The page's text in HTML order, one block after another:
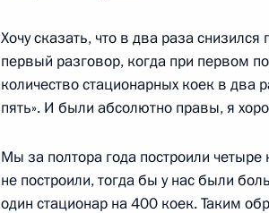
Телефонный разговор с Премьер-
2 марта 2022 года, 20:00
Хочу сказать, что в два раза
первый разговор, когда при первом
количество стационарных коек в два
пять». И были абсолютно правы, я
Мы за полтора года построили
не построили, тогда бы у нас были
один стационар на 400 коек. Таким